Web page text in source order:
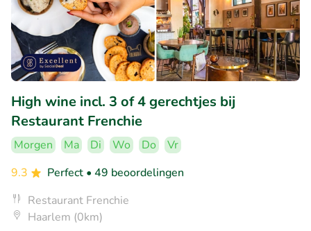
High wine incl. 3 of 4 gerechtjes bij
Restaurant Frenchie
Morgen Ma Di Wo Do
Vr
9.3
Perfect • 49 beoordelingen
Restaurant Frenchie
Haarlem (0km)